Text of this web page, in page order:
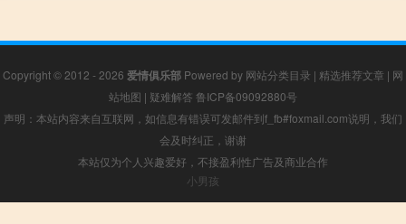
Copyright © 2012 - 2026 爱情俱乐部 Powered by 网站分类目录 | 精选推荐文章 | 网
站地图 | 疑难解答 鲁ICP备09092880号
声明：本站内容来自互联网，如信息有错误可发邮件到f_fb#foxmail.com说明，我们
会及时纠正，谢谢
本站仅为个人兴趣爱好，不接盈利性广告及商业合作
小男孩